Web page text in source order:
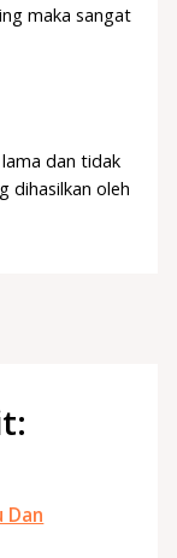
maka sangat
dan tidak
dihasilkan oleh
Dan